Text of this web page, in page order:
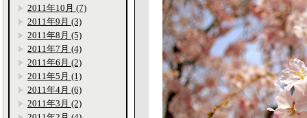
2011年10月 (7)
2011年9月 (3)
2011年8月 (5)
2011年7月 (4)
2011年6月 (2)
2011年5月 (1)
2011年4月 (6)
2011年3月 (2)